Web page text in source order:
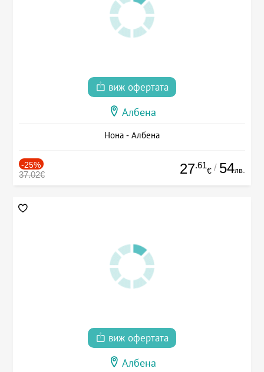
виж офертата
Албена
Нона - Албена
-25%
37.02€ 27.61
€ / 54лв.
виж офертата
Албена